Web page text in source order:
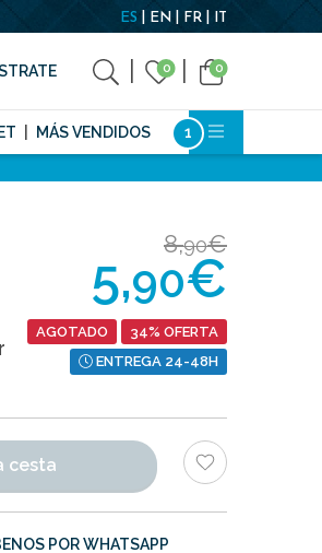
ES EN FR IT
0 0
MÁS VENDIDOS
8,90€
5,90€
AGOTADO
34% OFERTA
ENTREGA 24-48H
cesta
POR WHATSAPP